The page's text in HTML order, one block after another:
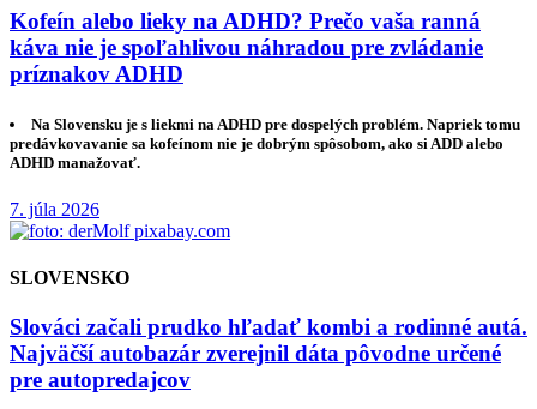
Kofeín alebo lieky na ADHD? Prečo vaša ranná
káva nie je spoľahlivou náhradou pre zvládanie
príznakov ADHD
Na Slovensku je s liekmi na ADHD pre dospelých problém. Napriek tomu
predávkovavanie sa kofeínom nie je dobrým spôsobom, ako si ADD alebo
ADHD manažovať.
7. júla 2026
SLOVENSKO
Slováci začali prudko hľadať kombi a rodinné autá.
Najväčší autobazár zverejnil dáta pôvodne určené
pre autopredajcov